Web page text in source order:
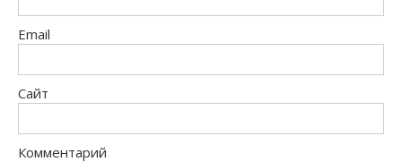
Email
Сайт
Комментарий